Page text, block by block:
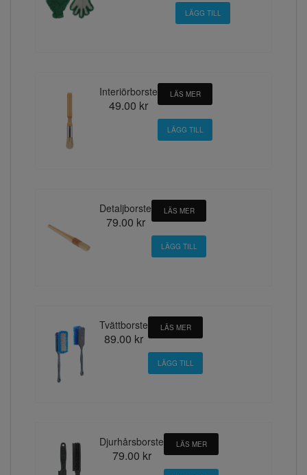
Interiörborste
49.00 kr
LÄS MER
Detaljborste
79.00 kr
LÄS MER
Tvättborste
89.00 kr
LÄS MER
Djurhårsborste
79.00 kr
LÄS MER